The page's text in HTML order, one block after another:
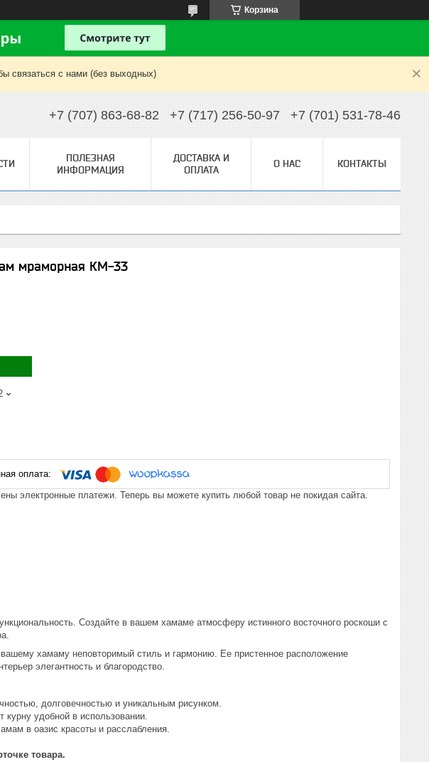
Корзина
связаться с нами (без выходных)
+7 (707) 863-68-82 +7 (717) 256-50-97 +7 (701) 531-78-46
ПОЛЕЗНАЯ
ИНФОРМАЦИЯ
ДОСТАВКА И
ОПЛАТА
О НАС КОНТАКТЫ
мраморная КМ-33
электронные платежи. Теперь вы можете купить любой товар не покидая сайта.
Создайте в вашем хамаме атмосферу истинного восточного роскоши с
хамаму неповторимый стиль и гармонию. Ее пристенное расположение
элегантность и благородство.
долговечностью и уникальным рисунком.
курну удобной в использовании.
в оазис красоты и расслабления.
товара.